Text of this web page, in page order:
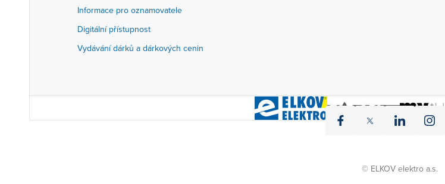
Informace pro oznamovatele
Digitální přístupnost
Vydávání dárků a dárkových cenin
icon
icon
icon
icon
© ELKOV elektro a.s.